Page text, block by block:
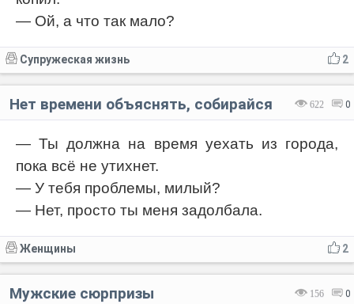
— Ой, а что так мало?
2
Супружеская жизнь
622 0
Нет времени объяснять, собирайся
— Ты должна на время уехать из города,
пока всё не утихнет.
— У тебя проблемы, милый?
— Нет, просто ты меня задолбала.
2
Женщины
156 0
Мужские сюрпризы